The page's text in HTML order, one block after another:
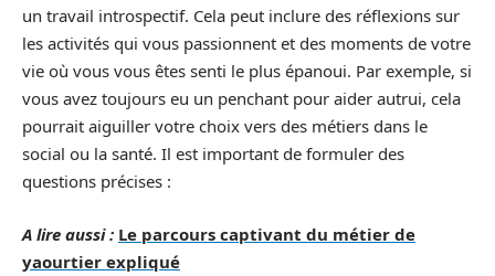
un travail introspectif. Cela peut inclure des réflexions sur
les activités qui vous passionnent et des moments de votre
vie où vous vous êtes senti le plus épanoui. Par exemple, si
vous avez toujours eu un penchant pour aider autrui, cela
pourrait aiguiller votre choix vers des métiers dans le
social ou la santé. Il est important de formuler des
questions précises :
A lire aussi : Le parcours captivant du métier de
yaourtier expliqué